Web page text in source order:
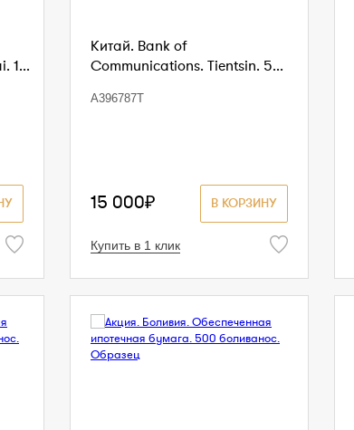
1...
Китай. Bank of
Communications. Tientsin. 5...
A396787T
В КОРЗИНУ
15 000₽
Купить в 1 клик